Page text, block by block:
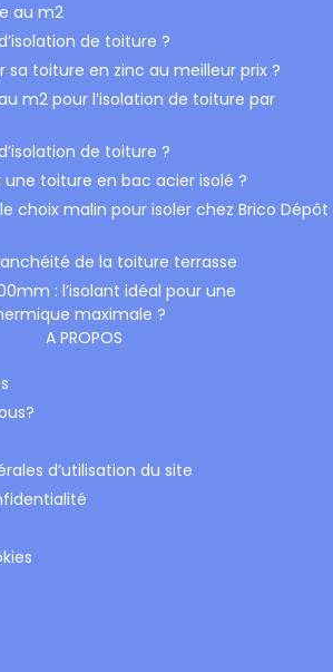
au m2
de toiture ?
sa toiture en zinc au meilleur prix ?
m2 pour l’isolation de toiture par
de toiture ?
une toiture en bac acier isolé ?
choix malin pour isoler chez Brico Dépôt
de la toiture terrasse
: l’isolant idéal pour une
maximale ?
A PROPOS
d’utilisation du site